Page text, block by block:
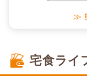
≫
宅食ライ